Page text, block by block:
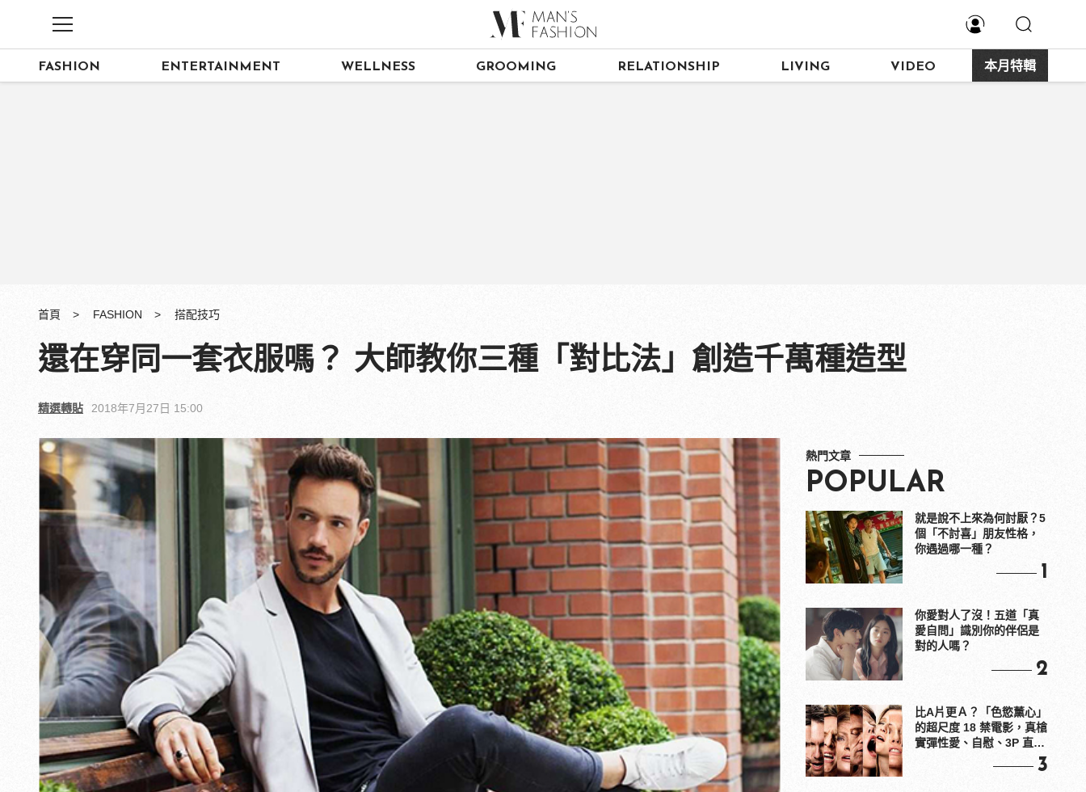
FASHION ENTERTAINMENT WELLNESS GROOMING RELATIONSHIP LIVING VIDEO 本月特輯
首頁 FASHION 搭配技巧
還在穿同一套衣服嗎？ 大師教你三種「對比法」創造千萬種造型
精選轉貼 2018年7月27日 15:00
熱門文章
POPULAR
就是說不上來為何討厭？5
個「不討喜」朋友性格，
你遇過哪一種？
1
你愛對人了沒！五道「真
愛自問」識別你的伴侶是
對的人嗎？
2
比A片更Ａ？「色慾薰心」
的超尺度 18 禁電影，真槍
實彈性愛、自慰、3P 直接
3